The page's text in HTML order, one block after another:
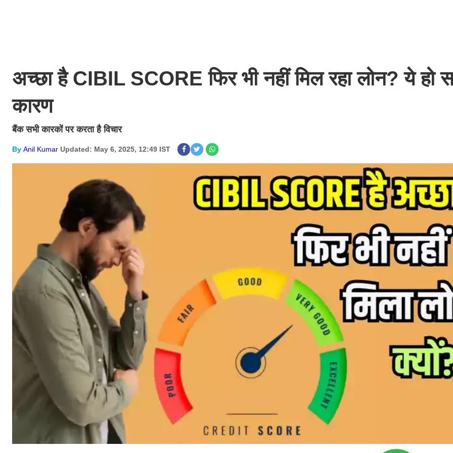
अच्छा है CIBIL SCORE फिर भी नहीं मिल रहा लोन? ये हो
कारण
बैंक सभी कारकों पर करता है विचार
By Anil Kumar Updated: May 6, 2025, 12:49 IST